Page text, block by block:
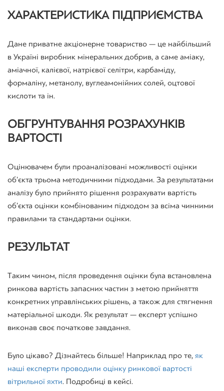
ХАРАКТЕРИСТИКА ПІДПРИЄМСТВА
Дане приватне акціонерне товариство — це найбільший
в Україні виробник мінеральних добрив, а саме аміаку,
аміачної, калієвої, натрієвої селітри, карбаміду,
формаліну, метанолу, вуглеамонійних солей, оцтової
кислоти та ін.
ОБГРУНТУВАННЯ РОЗРАХУНКІВ
ВАРТОСТІ
Оцінювачем були проаналізовані можливості оцінки
об’єкта трьома методичними підходами. За результатами
аналізу було прийнято рішення розрахувати вартість
об’єкта оцінки комбінованим підходом за всіма чинними
правилами та стандартами оцінки.
РЕЗУЛЬТАТ
Таким чином, після проведення оцінки була встановлена ​​
ринкова вартість запасних частин з метою прийняття
конкретних управлінських рішень, а також для стягнення
матеріальної шкоди. Як результат — експерт успішно
виконав своє початкове завдання.
Було цікаво? Дізнайтесь більше! Наприклад про те, як
наші експерти проводили оцінку ринкової вартості
вітрильної яхти. Подробиці в кейсі.